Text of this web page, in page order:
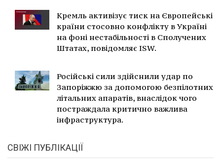
Кремль активізує тиск на Європейські
країни стосовно конфлікту в Україні
на фоні нестабільності в Сполучених
Штатах, повідомляє ISW.
Російські сили здійснили удар по
Запоріжжю за допомогою безпілотних
літальних апаратів, внаслідок чого
постраждала критично важлива
інфраструктура.
СВІЖІ ПУБЛІКАЦІЇ